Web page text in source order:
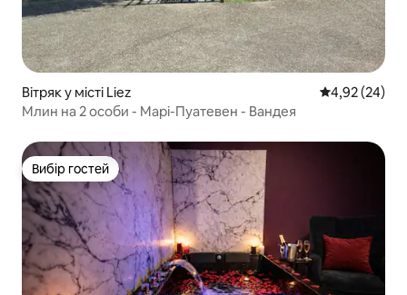
Вітряк у місті Liez Середня
4,92 (24)
Млин на 2 особи - Марі-Пуатевен - Вандея
Вибір гостей
Вибір гостей